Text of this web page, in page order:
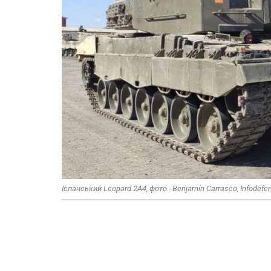
Іспанський Leopard 2A4, фото - Benjamín Carrasco,